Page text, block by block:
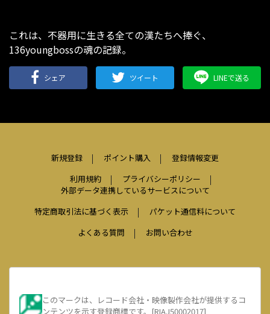
これは、不器用に生きる全ての漢たちへ捧ぐ、
136youngbossの魂の記録。
シェア ツイート LINEで送る
新規登録 ポイント購入
登録情報変更
利用規約
プライバシーポリシー
外部データ連携しているサービスについて
特定商取引法に基づく表示
パケット通信料について
よくある質問
お問い合わせ
このマークは、レコード会社・映像製作会社が提供するコ
ンテンツを示す登録商標です。[RIAJ50002017]